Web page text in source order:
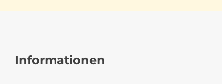
Informationen